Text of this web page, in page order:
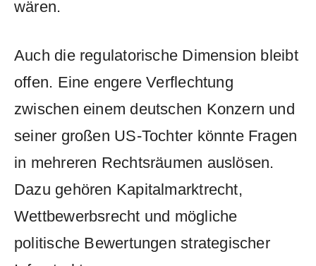
wären.
Auch die regulatorische Dimension bleibt
offen. Eine engere Verflechtung
zwischen einem deutschen Konzern und
seiner großen US-Tochter könnte Fragen
in mehreren Rechtsräumen auslösen.
Dazu gehören Kapitalmarktrecht,
Wettbewerbsrecht und mögliche
politische Bewertungen strategischer